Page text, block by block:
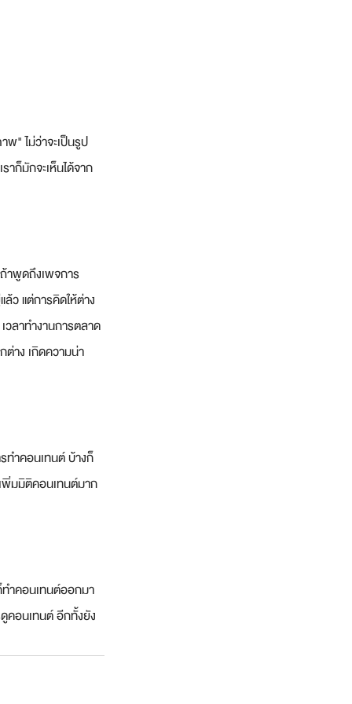
พ" ไม่ว่าจะเป็นรูป
ก็มักจะเห็นได้จาก
าพูดถึงเพจการ
ว แต่การคิดให้ต่าง
ลาทำงานการตลาด
ต่าง เกิดความน่า
ทำคอนเทนต์ บ้างก็
พิ่มมิติคอนเทนต์มาก
ำคอนเทนต์ออกมา
คอนเทนต์ อีกทั้งยัง